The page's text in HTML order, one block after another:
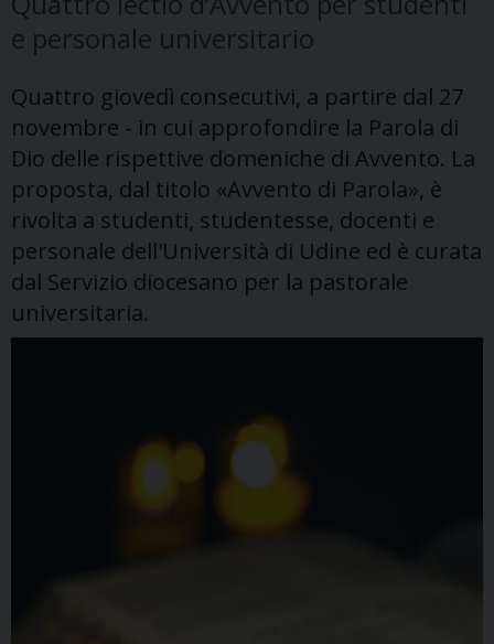
e personale universitario
Quattro giovedì consecutivi, a partire dal 27
novembre - in cui approfondire la Parola di
Dio delle rispettive domeniche di Avvento. La
proposta, dal titolo «Avvento di Parola», è
rivolta a studenti, studentesse, docenti e
personale dell'Università di Udine ed è curata
dal Servizio diocesano per la pastorale
universitaria.